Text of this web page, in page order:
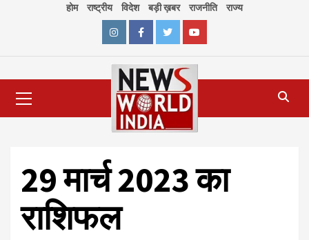
होम राष्ट्रीय विदेश बड़ी ख़बर राजनीति राज्य
InstagramFacebookTwitterYoutube
Menu
29 मार्च 2023 का
राशिफल